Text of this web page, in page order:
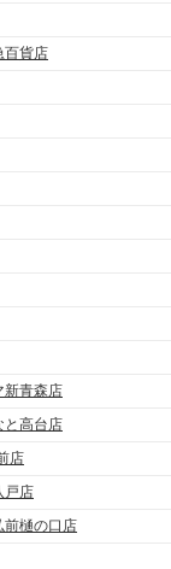
百貨店
新青森店
と高台店
店
戸店
前樋の口店